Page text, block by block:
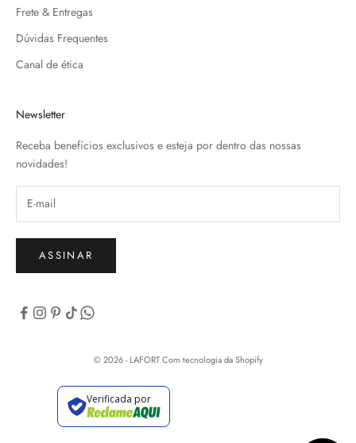
Frete & Entregas
Dúvidas Frequentes
Canal de ética
Newsletter
Receba benefícios exclusivos e esteja por dentro das nossas
novidades!
ASSINAR
© 2026 - LAFORTCom tecnologia da Shopify
Verificada por